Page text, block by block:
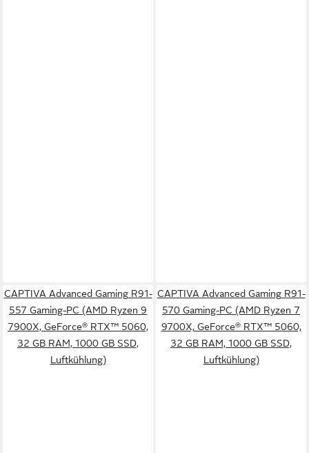
CAPTIVA Advanced Gaming R91-
557 Gaming-PC (AMD Ryzen 9
7900X, GeForce® RTX™ 5060,
32 GB RAM, 1000 GB SSD,
Luftkühlung)
CAPTIVA Advanced Gaming R91-
570 Gaming-PC (AMD Ryzen 7
9700X, GeForce® RTX™ 5060,
32 GB RAM, 1000 GB SSD,
Luftkühlung)